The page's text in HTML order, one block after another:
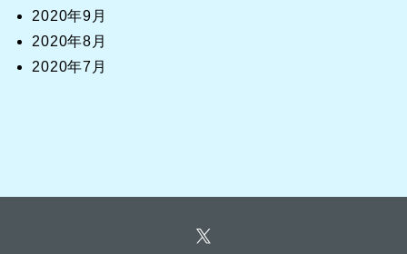
2020年9月
2020年8月
2020年7月